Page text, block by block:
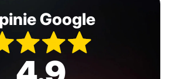
Google